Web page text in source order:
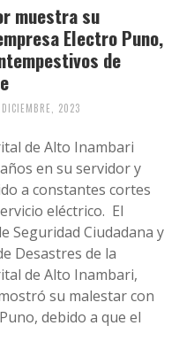
muestra su
Electro Puno,
de
2023
de Alto Inambari
en su servidor y
a constantes cortes
eléctrico. El
Seguridad Ciudadana y
Desastres de la
de Alto Inambari,
su malestar con
debido a que el